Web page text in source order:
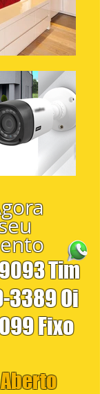
Tim
3389Oi
Fixo